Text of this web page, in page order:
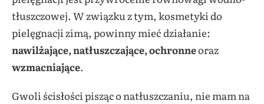
tłuszczowej. W związku z tym, kosmetyki do
pielęgnacji zimą, powinny mieć działanie:
nawilżające, natłuszczające, ochronneoraz
wzmacniające.
Gwoli ścisłości pisząc o natłuszczaniu, nie mam na